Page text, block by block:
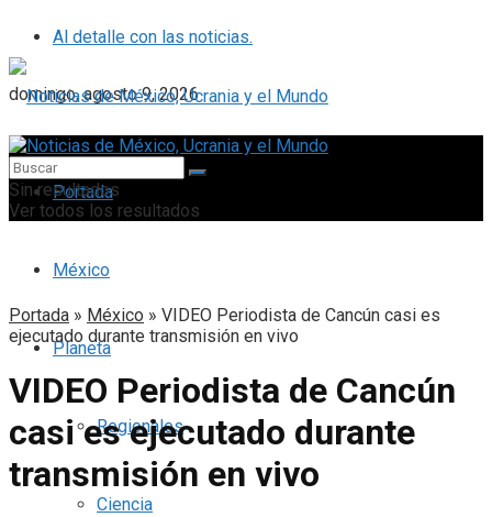
Al detalle con las noticias.
domingo, agosto 9, 2026
Portada
México
Planeta
Regionales
Ciencia
Sin resultados
Ver todos los resultados
Portada » México » VIDEO Periodista de Cancún casi es
ejecutado durante transmisión en vivo
VIDEO Periodista de Cancún
casi es ejecutado durante
transmisión en vivo